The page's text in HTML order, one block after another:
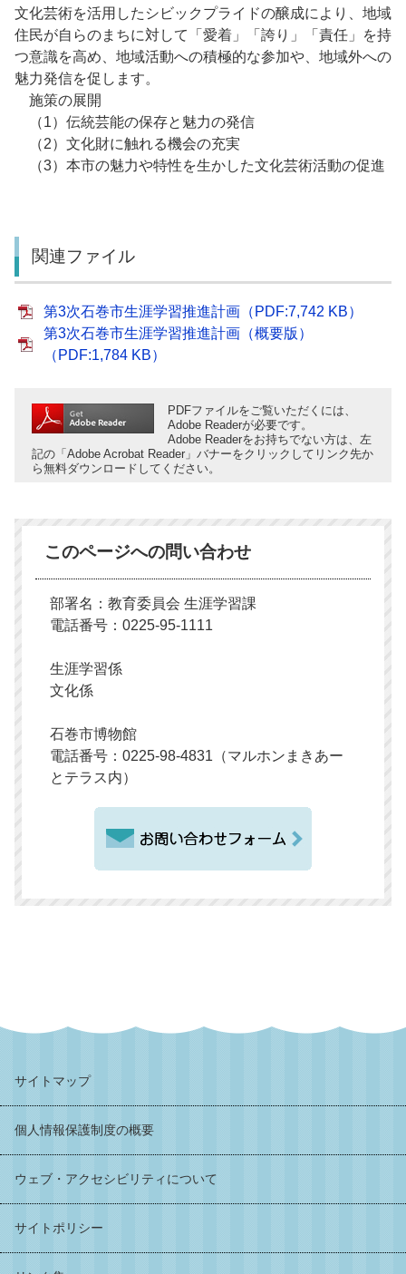
文化芸術を活用したシビックプライドの醸成により、地域
住民が自らのまちに対して「愛着」「誇り」「責任」を持
つ意識を高め、地域活動への積極的な参加や、地域外への
魅力発信を促します。
施策の展開
（1）伝統芸能の保存と魅力の発信
（2）文化財に触れる機会の充実
（3）本市の魅力や特性を生かした文化芸術活動の促進
関連ファイル
第3次石巻市生涯学習推進計画（PDF:7,742 KB）
第3次石巻市生涯学習推進計画（概要版）
（PDF:1,784 KB）
PDFファイルをご覧いただくには、
Adobe Readerが必要です。
Adobe Readerをお持ちでない方は、左
記の「Adobe Acrobat Reader」バナーをクリックしてリンク先か
ら無料ダウンロードしてください。
このページへの問い合わせ
部署名：教育委員会 生涯学習課
電話番号：0225-95-1111
生涯学習係
文化係
石巻市博物館
電話番号：0225-98-4831（マルホンまきあー
とテラス内）
サイトマップ
個人情報保護制度の概要
ウェブ・アクセシビリティについて
サイトポリシー